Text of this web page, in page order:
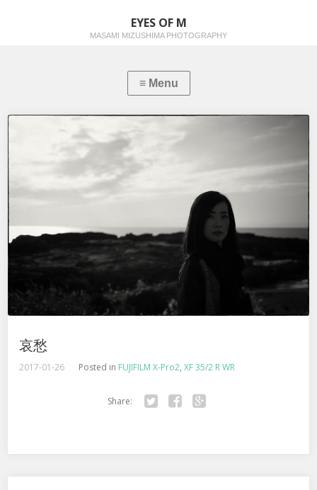
EYES OF M
MASAMI MIZUSHIMA PHOTOGRAPHY
哀愁
2017-01-26 Posted in FUJIFILM X-Pro2,XF 35/2 R WR
Share: